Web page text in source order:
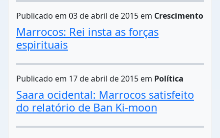
Publicado em 03 de abril de 2015 em Crescimento
Marrocos: Rei insta as forças
espirituais
Publicado em 17 de abril de 2015 em Política
Saara ocidental: Marrocos satisfeito
do relatório de Ban Ki-moon